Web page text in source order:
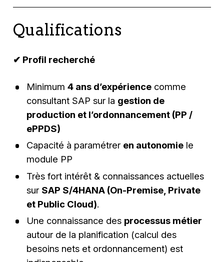
Qualifications
✔ Profil recherché
Minimum 4 ans d’expériencecomme
consultant SAP sur la gestion de
production et l’ordonnancement (PP /
ePPDS)
Capacité à paramétrer en autonomiele
module PP
Très fort intérêt & connaissances actuelles
sur SAP S/4HANA (On-Premise, Private
et Public Cloud).
Une connaissance des processus métier
autour de la planification (calcul des
besoins nets et ordonnancement) est